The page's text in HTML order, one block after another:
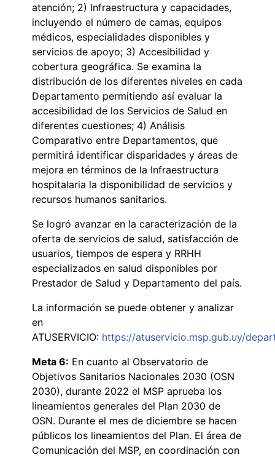
atención; 2) Infraestructura y capacidades,
incluyendo el número de camas, equipos
médicos, especialidades disponibles y
servicios de apoyo; 3) Accesibilidad y
cobertura geográfica. Se examina la
distribución de los diferentes niveles en cada
Departamento permitiendo así evaluar la
accesibilidad de los Servicios de Salud en
diferentes cuestiones; 4) Análisis
Comparativo entre Departamentos, que
permitirá identificar disparidades y áreas de
mejora en términos de la Infraestructura
hospitalaria la disponibilidad de servicios y
recursos humanos sanitarios.
Se logró avanzar en la caracterización de la
oferta de servicios de salud, satisfacción de
usuarios, tiempos de espera y RRHH
especializados en salud disponibles por
Prestador de Salud y Departamento del país.
La información se puede obtener y analizar
en
ATUSERVICIO: https://atuservicio.msp.gub.uy/
Meta 6: En cuanto al Observatorio de
Objetivos Sanitarios Nacionales 2030 (OSN
2030), durante 2022 el MSP aprueba los
lineamientos generales del Plan 2030 de
OSN. Durante el mes de diciembre se hacen
públicos los lineamientos del Plan. El área de
Comunicación del MSP, en coordinación con